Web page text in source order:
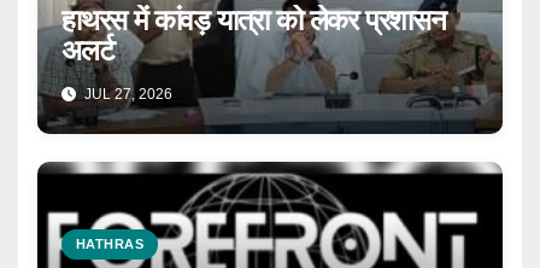
हाथरस में कांवड़ यात्रा को लेकर प्रशासन
अलर्ट
JUL 27, 2026
HATHRAS